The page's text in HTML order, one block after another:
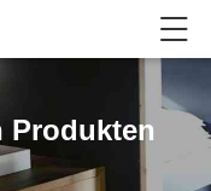
Produkten